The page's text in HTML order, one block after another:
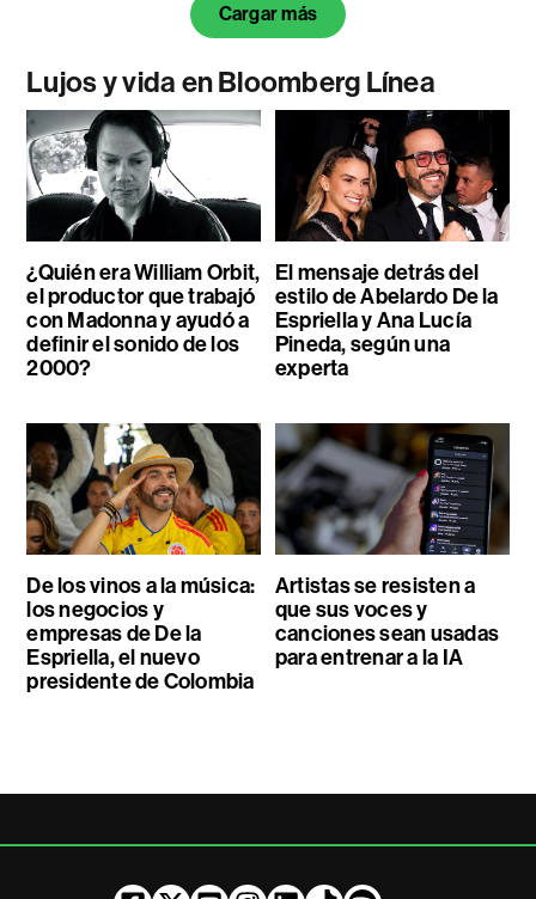
Cargar más
Lujos y vida en Bloomberg Línea
¿Quién era William Orbit,
el productor que trabajó
con Madonna y ayudó a
definir el sonido de los
2000?
El mensaje detrás del
estilo de Abelardo De la
Espriella y Ana Lucía
Pineda, según una
experta
De los vinos a la música:
los negocios y
empresas de De la
Espriella, el nuevo
presidente de Colombia
Artistas se resisten a
que sus voces y
canciones sean usadas
para entrenar a la IA